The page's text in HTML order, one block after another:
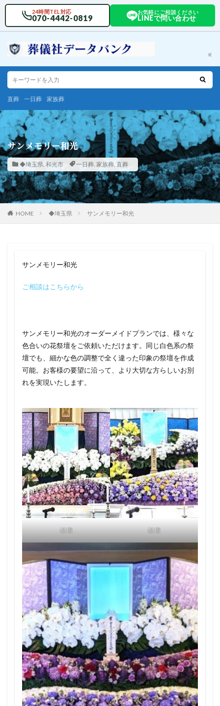
24時間TEL対応
070-4442-0819
お気軽にご相談ください
LINEで問い合わせ
直葬 一日葬 家族葬
サンメモリー和光
◆埼玉県, 和光市 一日葬, 家族葬, 直葬
HOME ◆埼玉県 サンメモリー和光
サンメモリー和光
ご相談はこちらから
サンメモリー和光のオーダーメイドプランでは、様々な
色合いの花祭壇をご依頼いただけます。同じ白色系の祭
壇でも、細かな色の調整で全く違った印象の祭壇を作成
可能。お客様の要望に沿って、より大切な方らしいお別
れを実現いたします。
祭壇 祭壇